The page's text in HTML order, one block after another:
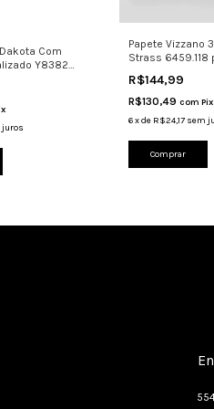
Com
Y8382
juros
Papete Vizzano
Strass 6459.118
R$144,99
R$130,49 com Pix
6xde R$24,17 sem
Comprar